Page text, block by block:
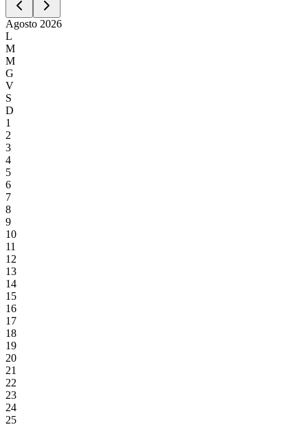
Agosto 2026
L
M
M
G
V
S
D
1
2
3
4
5
6
7
8
9
10
11
12
13
14
15
16
17
18
19
20
21
22
23
24
25